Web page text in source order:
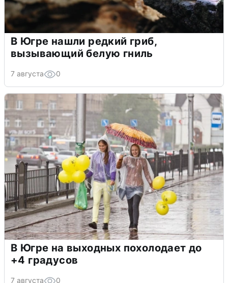
В Югре нашли редкий гриб,
вызывающий белую гниль
7 августа 0
В Югре на выходных похолодает до
+4 градусов
7 августа 0